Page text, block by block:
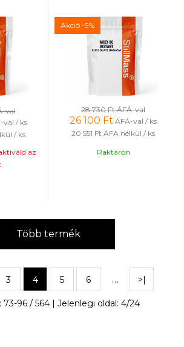
val
val / ks
/ ks
az
Akció -9%
28 730 FtÁFÁ-val
26 100 Ft ÁFÁ-val / ks
20 551 Ft ÁFA nélkül / ks
Raktáron
Több termék
3 4 5 6 … >|
73-96 / 564 | Jelenlegi oldal: 4/24